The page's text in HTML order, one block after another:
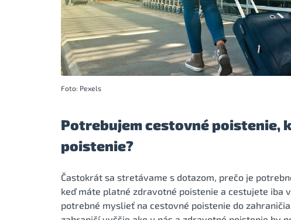
Foto: Pexels
Potrebujem cestovné poistenie,
poistenie?
Častokrát sa stretávame s dotazom, prečo je
keď máte platné zdravotné poistenie a cestujete iba
potrebné myslieť na cestovné poistenie do